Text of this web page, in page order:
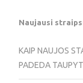
Naujausi
KAIP NAUJOS
PADEDA